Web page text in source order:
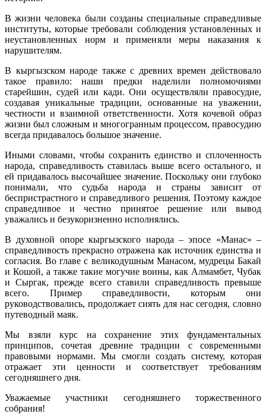
В жизни человека были созданы специальные справедливые
институты, которые требовали соблюдения установленных и
неустановленных норм и применяли меры наказания к
нарушителям.
В кыргызском народе также с древних времен действовало
такое правило: наши предки наделили полномочиями
старейшин, судей или кади. Они осуществляли правосудие,
создавая уникальные традиции, основанные на уважении,
честности и взаимной ответственности. Хотя кочевой образ
жизни был сложным и многогранным процессом, правосудию
всегда придавалось большое значение.
Иными словами, чтобы сохранить единство и сплоченность
народа, справедливость ставилась выше всего остального, и
ей придавалось высочайшее значение. Поскольку они глубоко
понимали, что судьба народа и страны зависит от
беспристрастного и справедливого решения. Поэтому каждое
справедливое и честно принятое решение или вывод
уважались и безукоризненно исполнялись.
В духовной опоре кыргызского народа – эпосе «Манас» –
справедливость прекрасно отражена как источник единства и
согласия. Во главе с великодушным Манасом, мудрецы Бакай
и Кошой, а также такие могучие воины, как Алмамбет, Чубак
и Сыргак, прежде всего ставили справедливость превыше
всего. Пример справедливости, которым они
руководствовались, продолжает сиять для нас сегодня, словно
путеводный маяк.
Мы взяли курс на сохранение этих фундаментальных
принципов, сочетая древние традиции с современными
правовыми нормами. Мы смогли создать систему, которая
отражает эти ценности и соответствует требованиям
сегодняшнего дня.
Уважаемые участники сегодняшнего торжественного
собрания!